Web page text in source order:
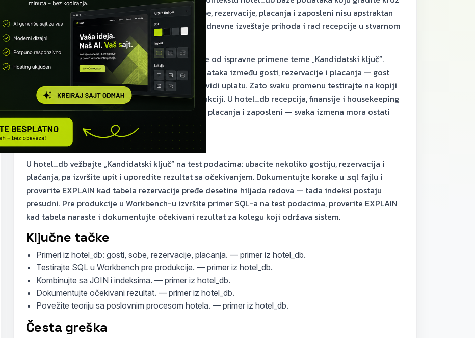
ceo BrainTech SQL/MySQL kurs. Tabele gosti, sobe, rezervacije, placanja i zaposleni nisu apstraktan
primer — modeliraju check-in, naplatu boravka, dnevne izveštaje prihoda i rad recepcije u stvarnom
hotelskom informacionom sistemu.
Recepcija i finansije u hotelu svakodnevno zavise od ispravne primene teme „Kandidatski ključ“.
Pogrešna upotreba dovodi do neusklađenih podataka između gosti, rezervacije i placanja — gost
vidi potvrđenu rezervaciju, a sistem finansija ne vidi uplatu. Zato svaku promenu testirajte na kopiji
hotel_db baze pre nego što je primenite u produkciji. U hotel_db recepcija, finansije i housekeeping
rade nad istim tabelama gosti, sobe, rezervacije, placanja i zaposleni — svaka izmena mora ostati
konzistentna za sve module aplikacije.
Detaljnije
U hotel_db vežbajte „Kandidatski ključ“ na test podacima: ubacite nekoliko gostiju, rezervacija i
plaćanja, pa izvršite upit i uporedite rezultat sa očekivanjem. Dokumentujte korake u .sql fajlu i
proverite EXPLAIN kad tabela rezervacije pređe desetine hiljada redova — tada indeksi postaju
presudni. Pre produkcije u Workbench-u izvršite primer SQL-a na test podacima, proverite EXPLAIN
kad tabela naraste i dokumentujte očekivani rezultat za kolegu koji održava sistem.
Ključne tačke
Primeri iz hotel_db: gosti, sobe, rezervacije, placanja. — primer iz hotel_db.
Testirajte SQL u Workbench pre produkcije. — primer iz hotel_db.
Kombinujte sa JOIN i indeksima. — primer iz hotel_db.
Dokumentujte očekivani rezultat. — primer iz hotel_db.
Povežite teoriju sa poslovnim procesom hotela. — primer iz hotel_db.
Česta greška